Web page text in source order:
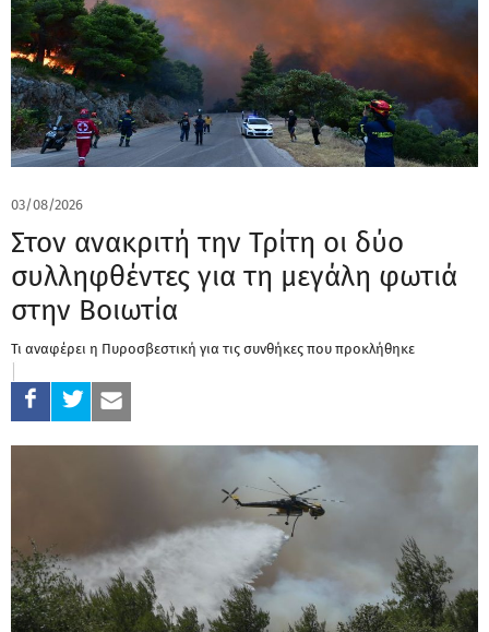
03/08/2026
Στον ανακριτή την Τρίτη οι δύο
συλληφθέντες για τη μεγάλη φωτιά
στην Βοιωτία
Τι αναφέρει η Πυροσβεστική για τις συνθήκες που προκλήθηκε